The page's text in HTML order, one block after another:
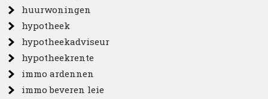
huurwoningen
hypotheek
hypotheekadviseur
hypotheekrente
immo ardennen
immo beveren leie